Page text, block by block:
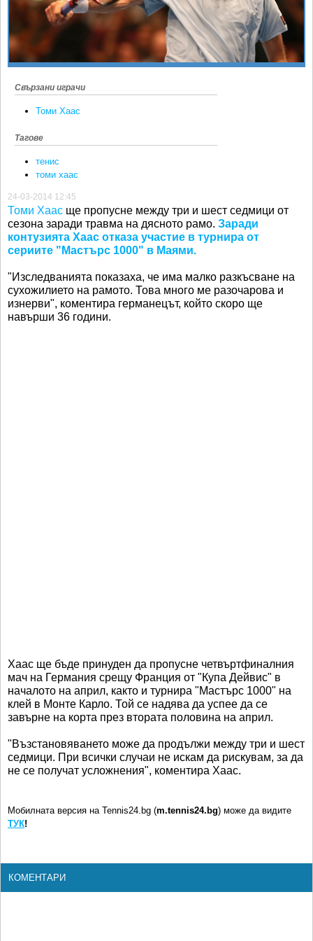
КЛУБОВЕ
Спорт&Фитнес
Други
Свързани играчи
Томи Хаас
Тагове
тенис
томи хаас
24-03-2014 12:45
Томи Хаас ще пропусне между три и шест седмици от
сезона заради травма на дясното рамо. Заради
контузията Хаас отказа участие в турнира от
сериите "Мастърс 1000" в Маями.
"Изследванията показаха, че има малко разкъсване на
сухожилието на рамото. Това много ме разочарова и
изнерви", коментира германецът, който скоро ще
навърши 36 години.
Хаас ще бъде принуден да пропусне четвъртфиналния
мач на Германия срещу Франция от "Купа Дейвис" в
началото на април, както и турнира "Мастърс 1000" на
клей в Монте Карло. Той се надява да успее да се
завърне на корта през втората половина на април.
"Възстановяването може да продължи между три и шест
седмици. При всички случаи не искам да рискувам, за да
не се получат усложнения", коментира Хаас.
Мобилната версия на Tennis24.bg (m.tennis24.bg) може да видите
ТУК!
КОМЕНТАРИ